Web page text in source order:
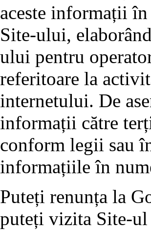
aceste informații
Site-ului,
ului pentru
referitoare la
internetului. De
informații către
conform legii sau
informațiile în
Puteți renunța la
puteți vizita Site-ul